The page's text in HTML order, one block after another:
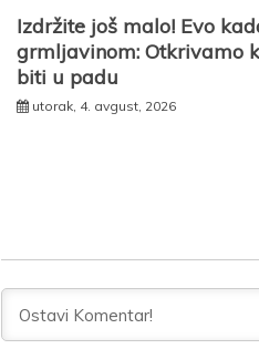
Izdržite još malo! Evo
grmljavinom: Otkrivamo
biti u padu
utorak, 4. avgust, 2026